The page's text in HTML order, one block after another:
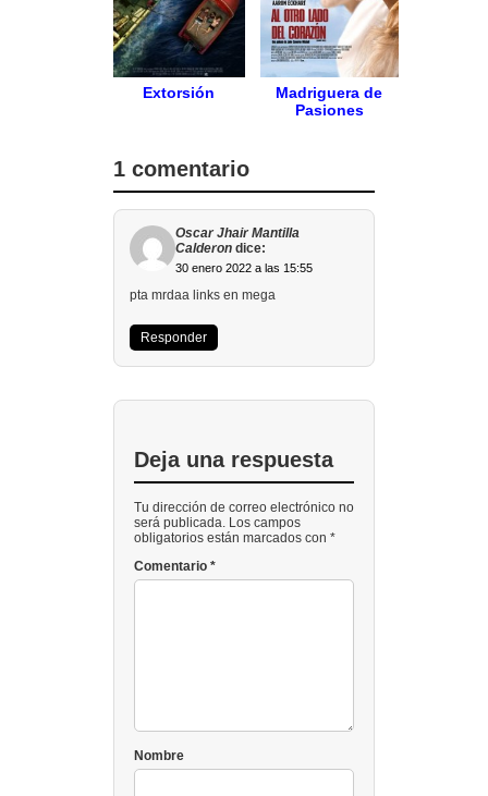
Extorsión
Madriguera de
Pasiones
1 comentario
Oscar Jhair Mantilla
Calderon dice:
30 enero 2022 a las 15:55
pta mrdaa links en mega
Responder
Deja una respuesta
Tu dirección de correo electrónico no
será publicada. Los campos
obligatorios están marcados con *
Comentario *
Nombre